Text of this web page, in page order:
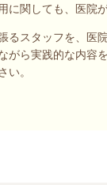
に関しても、医院
るスタッフを、医
がら実践的な内容
い。